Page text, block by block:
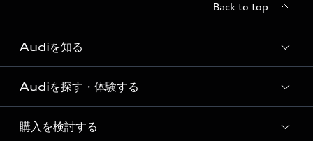
Back to top
Audiを知る
Audi ブランド
Story of Progress
Audiを探す・体験する
ディーラー検索
購入を検討する